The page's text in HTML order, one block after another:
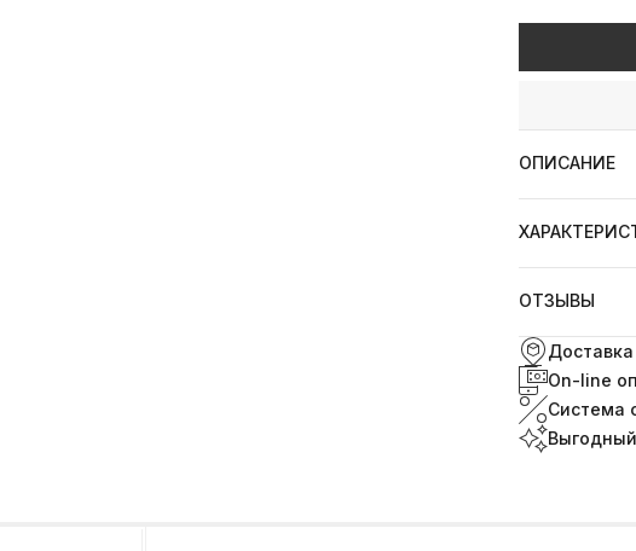
ОПИСАНИЕ
ОТЗЫВЫ
On-line
Система